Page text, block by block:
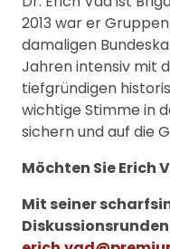
2013 war er
damaligen
Jahren intensiv mit
tiefgründigen
wichtige Stimme in
sichern und auf die
Möchten Sie Erich
Mit seiner